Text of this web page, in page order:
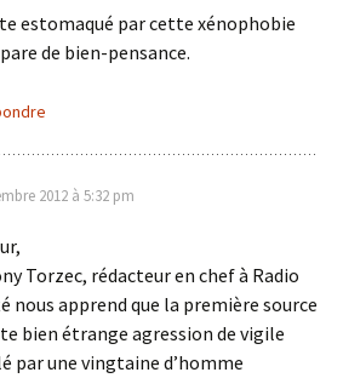
estomaqué par cette xénophobie
de bien-pensance.
2012 à 5:32 pm
Torzec, rédacteur en chef à Radio
nous apprend que la première source
bien étrange agression de vigile
par une vingtaine d’homme